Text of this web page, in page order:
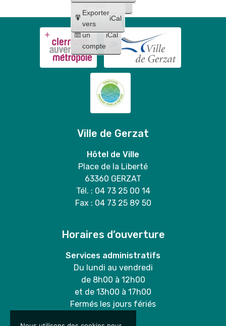
compte
Créer
un
compte
iCal
Exporter
vers
iCal
Ville de Gerzat
Hôtel de Ville
Place de la Liberté
63360 GERZAT
Tél. : 04 73 25 00 14
Fax : 04 73 25 89 50
Horaires d’ouverture
Services administratifs
Du lundi au vendredi
de 8h00 à 12h00
et de 13h00 à 17h00
Fermés les jours fériés